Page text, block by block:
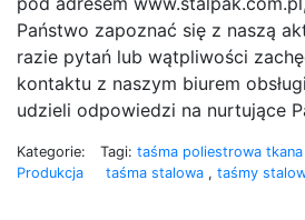
Państwo zapoznać się z naszą
razie pytań lub wątpliwości
kontaktu z naszym biurem
udzieli odpowiedzi na nurtujące
Kategorie:
Produkcja
Tagi: taśma poliestrowa tkana
taśma stalowa , taśmy